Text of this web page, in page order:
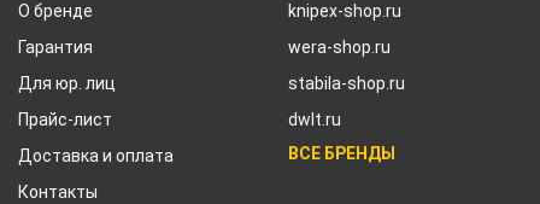
О бренде
Гарантия
Для юр. лиц
Прайс-лист
Доставка и оплата
Контакты
knipex-shop.ru
wera-shop.ru
stabila-shop.ru
dwlt.ru
ВСЕ БРЕНДЫ